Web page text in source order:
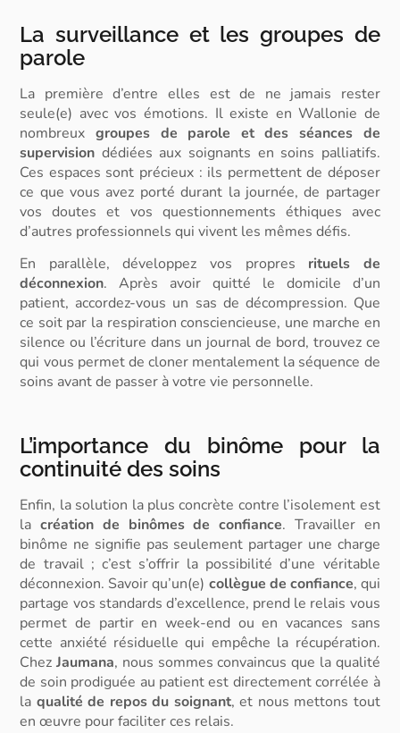
La surveillance et les groupes de
parole
La première d’entre elles est de ne jamais rester
seule(e) avec vos émotions. Il existe en Wallonie de
nombreuxgroupes de parole et des séances de
supervision dédiées aux soignants en soins palliatifs.
Ces espaces sont précieux : ils permettent de déposer
ce que vous avez porté durant la journée, de partager
vos doutes et vos questionnements éthiques avec
d’autres professionnels qui vivent les mêmes défis.
En parallèle, développez vos propres rituels de
déconnexion. Après avoir quitté le domicile d’un
patient, accordez-vous un sas de décompression. Que
ce soit par la respiration consciencieuse, une marche en
silence ou l’écriture dans un journal de bord, trouvez ce
qui vous permet de cloner mentalement la séquence de
soins avant de passer à votre vie personnelle.
L’importance du binôme pour la
continuité des soins
Enfin, la solution la plus concrète contre l’isolement est
lacréation de binômes de confiance. Travailler en
binôme ne signifie pas seulement partager une charge
de travail ; c’est s’offrir la possibilité d’une véritable
déconnexion. Savoir qu’un(e) collègue de confiance, qui
partage vos standards d’excellence, prend le relais vous
permet de partir en week-end ou en vacances sans
cette anxiété résiduelle qui empêche la récupération.
ChezJaumana, nous sommes convaincus que la qualité
de soin prodiguée au patient est directement corrélée à
la qualité de repos du soignant, et nous mettons tout
en œuvre pour faciliter ces relais.